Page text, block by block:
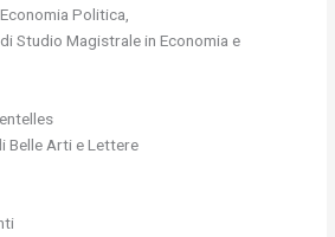
Politica,
Studio Magistrale in Economia e
Belle Arti e Lettere